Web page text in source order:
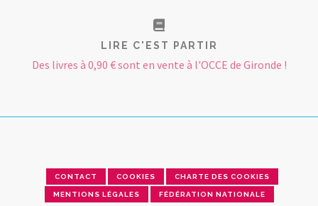
LIRE C'EST PARTIR
Des livres à 0,90 € sont en vente à l'OCCE de Gironde !
CONTACT COOKIES CHARTE DES COOKIES
MENTIONS LÉGALES FÉDÉRATION NATIONALE